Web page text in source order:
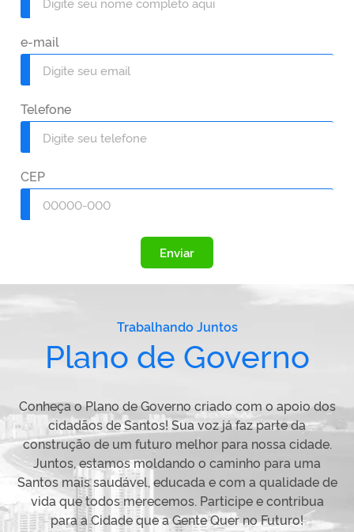
e-mail
Telefone
CEP
Enviar
Trabalhando Juntos
Plano de Governo
Conheça o Plano de Governo criado com o apoio dos
cidadãos de Santos! Sua voz já faz parte da
construção de um futuro melhor para nossa cidade.
Juntos, estamos moldando o caminho para uma
Santos mais saudável, educada e com a qualidade de
vida que todos merecemos. Participe e contribua
para a Cidade que a Gente Quer no Futuro!